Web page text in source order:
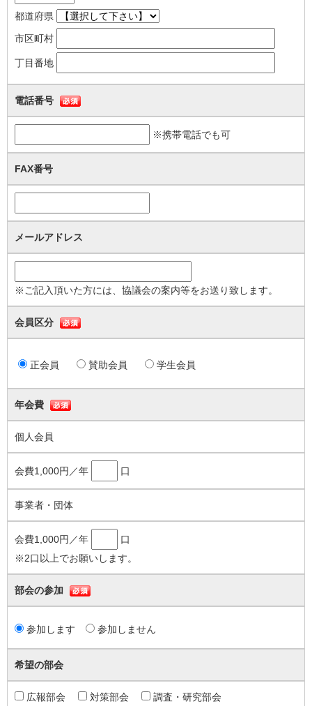
を認めなければならない。
２ 理事長は、前項のものの入会を認めないときは、速やかに、理由を
付した書面をもって本人にその旨を通知しなければならない。
（会費）
第８条 会員は、総会において別に定める会費を納入しなければならな
い。
（会員の資格の喪失）
第９条 会員が次の各号の一に該当するに至ったときは、その資格を喪
(1) 退会届の提出をしたとき。
(2) 本人が死亡し、又は会員である団体が消滅したとき。
(4) 除名されたとき。
（退会）
（除名）
て正会員総数の４分の３以上の議決により、これを除名することができ
(1) この定款等に違反したとき。
（拠出金品の不返還）
第１３条 この法人に次の役員を置く。
(2) 監事 １人以上２人以下
２ 理事のうち、１人を理事長、若干名を副理事長とする。
（選任等）
第１４条 理事及び監事は、総会において選任する。
２ 理事長及び副理事長は、理事の互選とする。
３ 役員のうちには、それぞれの役員について、その配偶者若しくは３
及び３親等以内の親族が役員の総数の３分の１を超えて含まれることに
４ 監事は、理事又はこの法人の職員を兼ねることができない。
（職務）
第１５条 理事長は、この法人を代表し、その業務を総理する。
都道府県
市区町村
丁目番地
電話番号
※携帯電話でも可
FAX番号
メールアドレス
※ご記入頂いた方には、協議会の案内等をお送り致します。
会員区分
正会員 賛助会員 学生会員
年会費
個人会員
会費1,000円／年 口
事業者・団体
会費1,000円／年
口
※2口以上でお願いします。
部会の参加
参加します 参加しません
希望の部会
広報部会 対策部会
調査・研究部会